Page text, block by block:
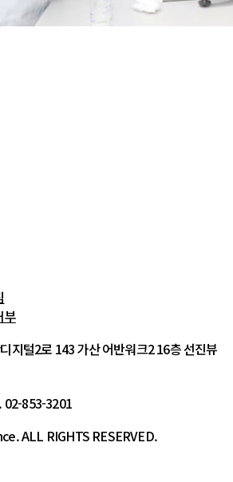
부
지털2로 143 가산 어반워크2 16층 선진뷰
853-3201
ALL RIGHTS RESERVED.